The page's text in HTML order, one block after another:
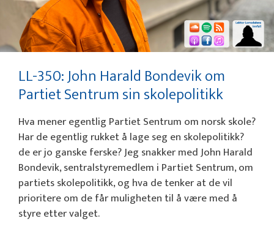
LL-350: John Harald Bondevik om
Partiet Sentrum sin skolepolitikk
Hva mener egentlig Partiet Sentrum om norsk skole?
Har de egentlig rukket å lage seg en skolepolitikk?
de er jo ganske ferske? Jeg snakker med John Harald
Bondevik, sentralstyremedlem i Partiet Sentrum, om
partiets skolepolitikk, og hva de tenker at de vil
prioritere om de får muligheten til å være med å
styre etter valget.